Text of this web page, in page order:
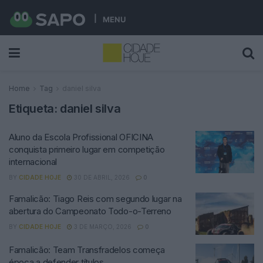
MENU
Home Tag daniel silva
Etiqueta: daniel silva
Aluno da Escola Profissional OFICINA
conquista primeiro lugar em competição
internacional
BY CIDADE HOJE 30 DE ABRIL, 2026 0
Famalicão: Tiago Reis com segundo lugar na
abertura do Campeonato Todo-o-Terreno
BY CIDADE HOJE 3 DE MARÇO, 2026 0
Famalicão: Team Transfradelos começa